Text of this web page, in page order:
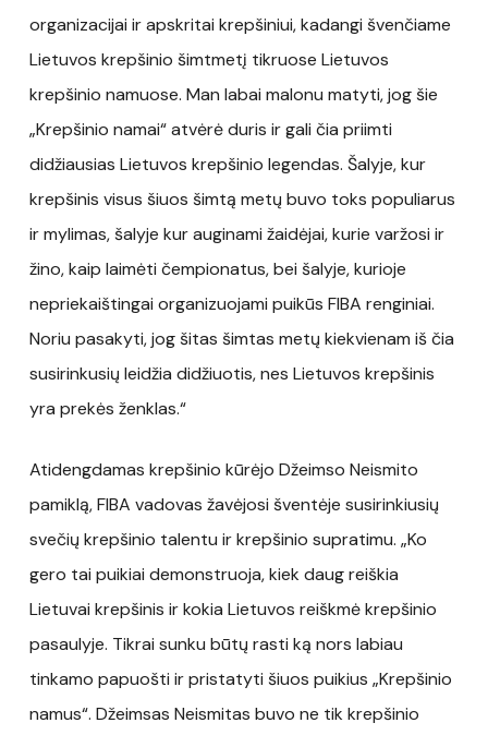
organizacijai ir apskritai krepšiniui, kadangi švenčiame
Lietuvos krepšinio šimtmetį tikruose Lietuvos
krepšinio namuose. Man labai malonu matyti, jog šie
„Krepšinio namai“ atvėrė duris ir gali čia priimti
didžiausias Lietuvos krepšinio legendas. Šalyje, kur
krepšinis visus šiuos šimtą metų buvo toks populiarus
ir mylimas, šalyje kur auginami žaidėjai, kurie varžosi ir
žino, kaip laimėti čempionatus, bei šalyje, kurioje
nepriekaištingai organizuojami puikūs FIBA renginiai.
Noriu pasakyti, jog šitas šimtas metų kiekvienam iš čia
susirinkusių leidžia didžiuotis, nes Lietuvos krepšinis
yra prekės ženklas.“
Atidengdamas krepšinio kūrėjo Džeimso Neismito
pamiklą, FIBA vadovas žavėjosi šventėje susirinkiusių
svečių krepšinio talentu ir krepšinio supratimu. „Ko
gero tai puikiai demonstruoja, kiek daug reiškia
Lietuvai krepšinis ir kokia Lietuvos reiškmė krepšinio
pasaulyje. Tikrai sunku būtų rasti ką nors labiau
tinkamo papuošti ir pristatyti šiuos puikius „Krepšinio
namus“. Džeimsas Neismitas buvo ne tik krepšinio